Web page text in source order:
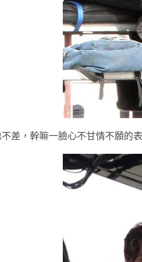
差，幹嘛一臉心不甘情不願的